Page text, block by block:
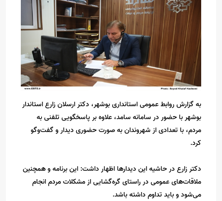
به گزارش روابط عمومی استانداری بوشهر، دکتر ارسلان زارع استاندار
بوشهر با حضور در سامانه سامد، علاوه بر پاسخگویی تلفنی به
مردم، با تعدادی از شهروندان به صورت حضوری دیدار و گفت‌وگو
کرد.
دکتر زارع در حاشیه این دیدارها اظهار داشت: این برنامه و همچنین
ملاقات‌های عمومی در راستای گره‌گشایی از مشکلات مردم انجام
می‌شود و باید تداوم داشته باشد.